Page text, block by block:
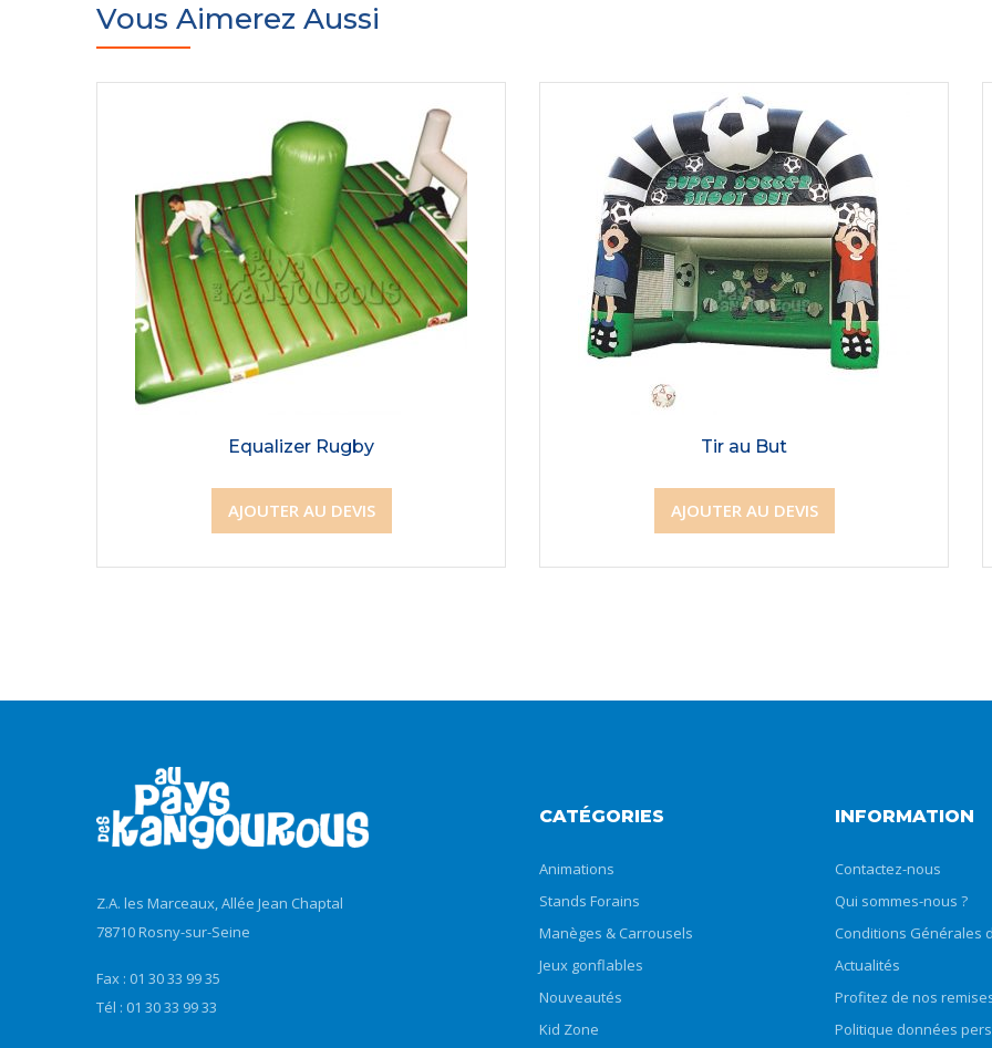
Vous Aimerez Aussi
Equalizer Rugby
AJOUTER AU DEVIS
Tir au But
AJOUTER AU DEVIS
Z.A. les Marceaux, Allée Jean Chaptal
78710 Rosny-sur-Seine
Fax : 01 30 33 99 35
Tél : 01 30 33 99 33
CATÉGORIES
Animations
Stands Forains
Manèges & Carrousels
Jeux gonflables
Nouveautés
Kid Zone
INFORMATION
Contactez-nous
Qui sommes-nous ?
Conditions Générales
Actualités
Profitez de nos
Politique données